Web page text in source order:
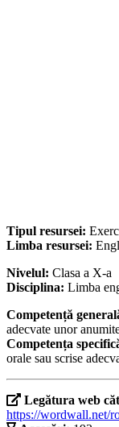
Tipul resursei:
Limba resursei:
Nivelul: Clasa a X-a
Disciplina: Limba
Competență
adecvate unor
Competența
orale sau scrise
Legătura web
https://wordwall.net/